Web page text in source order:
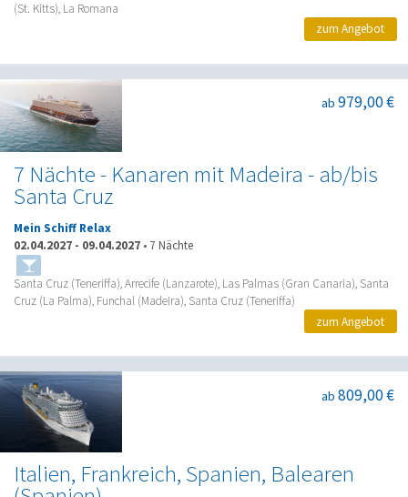
(St. Kitts), La Romana
zum Angebot
7 Nächte - Kanaren mit Madeira - ab/bis
Santa Cruz
ab 979,00 €
Mein Schiff Relax
02.04.2027 - 09.04.2027 • 7 Nächte
Santa Cruz (Teneriffa), Arrecife (Lanzarote), Las Palmas (Gran Canaria), Santa
Cruz (La Palma), Funchal (Madeira), Santa Cruz (Teneriffa)
zum Angebot
Italien, Frankreich, Spanien, Balearen
ab 809,00 €